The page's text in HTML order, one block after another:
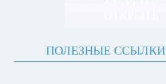
ПОЛЕЗНЫЕ ССЫЛКИ